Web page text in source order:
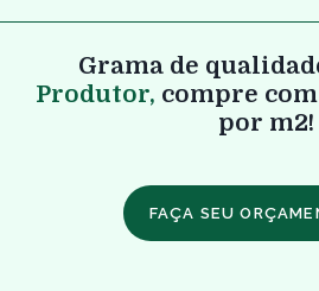
Grama de
Produtor, compre
por m2!
FAÇA SEU